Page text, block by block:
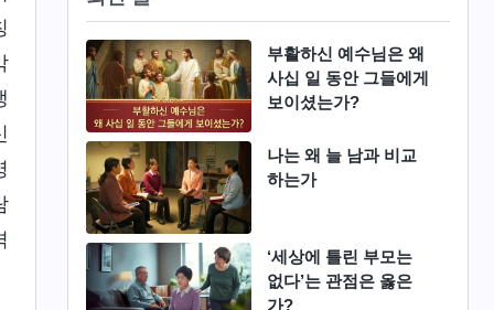
부활하신 예수님은 왜
사십 일 동안 그들에게
보이셨는가?
나는 왜 늘 남과 비교
하는가
‘세상에 틀린 부모는
없다’는 관점은 옳은
가?